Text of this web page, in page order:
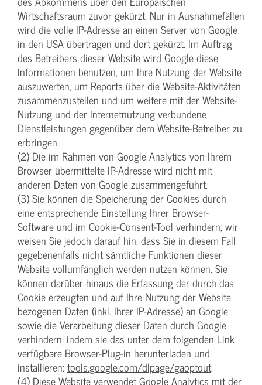
Wirtschaftsraum zuvor gekürzt. Nur in Ausnahmefällen
wird die volle IP-Adresse an einen Server von Google
in den USA übertragen und dort gekürzt. Im Auftrag
des Betreibers dieser Website wird Google diese
Informationen benutzen, um Ihre Nutzung der Website
auszuwerten, um Reports über die Website-Aktivitäten
zusammenzustellen und um weitere mit der Website-
Nutzung und der Internetnutzung verbundene
Dienstleistungen gegenüber dem Website-Betreiber zu
erbringen.
(2) Die im Rahmen von Google Analytics von Ihrem
Browser übermittelte IP-Adresse wird nicht mit
anderen Daten von Google zusammengeführt.
(3) Sie können die Speicherung der Cookies durch
eine entsprechende Einstellung Ihrer Browser-
Software und im Cookie-Consent-Tool verhindern; wir
weisen Sie jedoch darauf hin, dass Sie in diesem Fall
gegebenenfalls nicht sämtliche Funktionen dieser
Website vollumfänglich werden nutzen können. Sie
können darüber hinaus die Erfassung der durch das
Cookie erzeugten und auf Ihre Nutzung der Website
bezogenen Daten (inkl. Ihrer IP-Adresse) an Google
sowie die Verarbeitung dieser Daten durch Google
verhindern, indem sie das unter dem folgenden Link
verfügbare Browser-Plug-in herunterladen und
installieren: tools.google.com/dlpage/gaoptout.
(4) Diese Website verwendet Google Analytics mit der